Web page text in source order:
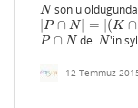
N
N sonlu
P ∩ N = ( K ∩
|P∩N |= (K∩ N)g |=
P ∩ N
P∩N deN
N 'in
12 Temmuz